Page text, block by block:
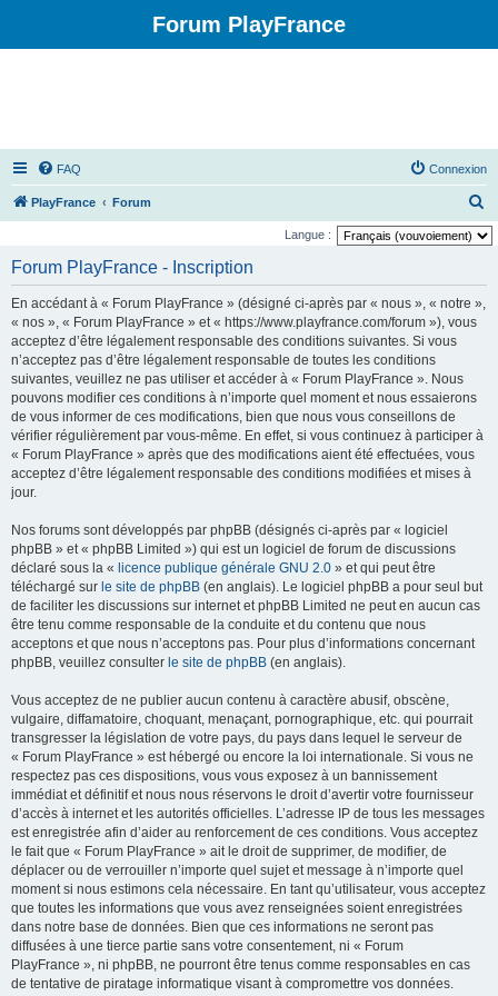
Forum PlayFrance
FAQ Connexion
PlayFrance Forum
e
Langue :
Forum PlayFrance - Inscription
En accédant à « Forum PlayFrance » (désigné ci-après par « nous », « notre »,
« nos », « Forum PlayFrance » et « https://www.playfrance.com/forum »), vous
acceptez d’être légalement responsable des conditions suivantes. Si vous
n’acceptez pas d’être légalement responsable de toutes les conditions
suivantes, veuillez ne pas utiliser et accéder à « Forum PlayFrance ». Nous
pouvons modifier ces conditions à n’importe quel moment et nous essaierons
de vous informer de ces modifications, bien que nous vous conseillons de
vérifier régulièrement par vous-même. En effet, si vous continuez à participer à
« Forum PlayFrance » après que des modifications aient été effectuées, vous
acceptez d’être légalement responsable des conditions modifiées et mises à
jour.
Nos forums sont développés par phpBB (désignés ci-après par « logiciel
phpBB » et « phpBB Limited ») qui est un logiciel de forum de discussions
déclaré sous la « licence publique générale GNU 2.0 » et qui peut être
téléchargé sur le site de phpBB (en anglais). Le logiciel phpBB a pour seul but
de faciliter les discussions sur internet et phpBB Limited ne peut en aucun cas
être tenu comme responsable de la conduite et du contenu que nous
acceptons et que nous n’acceptons pas. Pour plus d’informations concernant
phpBB, veuillez consulter le site de phpBB (en anglais).
Vous acceptez de ne publier aucun contenu à caractère abusif, obscène,
vulgaire, diffamatoire, choquant, menaçant, pornographique, etc. qui pourrait
transgresser la législation de votre pays, du pays dans lequel le serveur de
« Forum PlayFrance » est hébergé ou encore la loi internationale. Si vous ne
respectez pas ces dispositions, vous vous exposez à un bannissement
immédiat et définitif et nous nous réservons le droit d’avertir votre fournisseur
d’accès à internet et les autorités officielles. L’adresse IP de tous les messages
est enregistrée afin d’aider au renforcement de ces conditions. Vous acceptez
le fait que « Forum PlayFrance » ait le droit de supprimer, de modifier, de
déplacer ou de verrouiller n’importe quel sujet et message à n’importe quel
moment si nous estimons cela nécessaire. En tant qu’utilisateur, vous acceptez
que toutes les informations que vous avez renseignées soient enregistrées
dans notre base de données. Bien que ces informations ne seront pas
diffusées à une tierce partie sans votre consentement, ni « Forum
PlayFrance », ni phpBB, ne pourront être tenus comme responsables en cas
de tentative de piratage informatique visant à compromettre vos données.